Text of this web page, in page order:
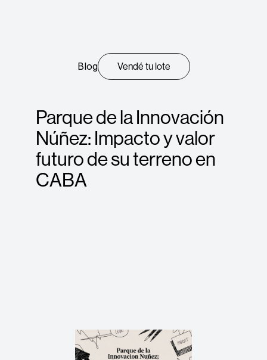
Blog Vendé tu lote
Parque de la Innovación
Núñez: Impacto y valor
futuro de su terreno en
CABA